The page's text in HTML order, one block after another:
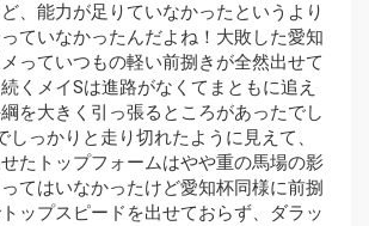
、能力が足りていなかったというより
ていなかったんだよね！大敗した愛知
っていつもの軽い前捌きが全然出せて
くメイSは進路がなくてまともに追え
を大きく引っ張るところがあったでし
しっかりと走り切れたように見えて、
たトップフォームはやや重の馬場の影
てはいなかったけど愛知杯同様に前捌
ップスピードを出せておらず、ダラッ